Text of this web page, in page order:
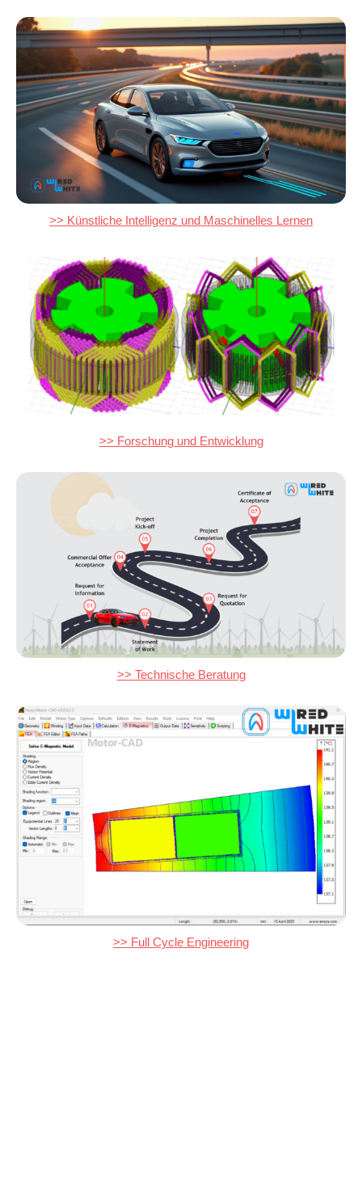
>> Künstliche Intelligenz und Maschinelles Lernen
>> Forschung und Entwicklung
>> Technische Beratung
>> Full Cycle Engineering